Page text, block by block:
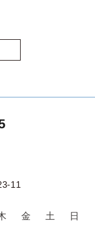
11
金 土 日